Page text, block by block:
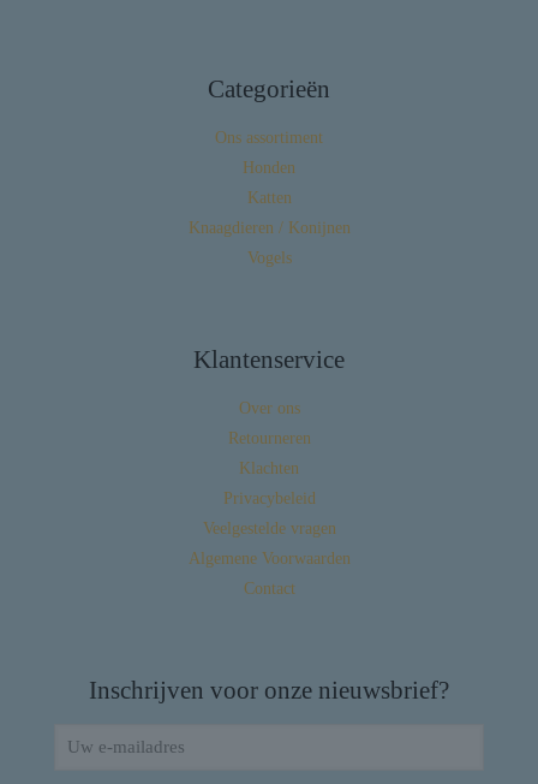
Categorieën
Ons assortiment
Honden
Katten
Knaagdieren / Konijnen
Vogels
Klantenservice
Over ons
Retourneren
Klachten
Privacybeleid
Veelgestelde vragen
Algemene Voorwaarden
Contact
Inschrijven voor onze nieuwsbrief?